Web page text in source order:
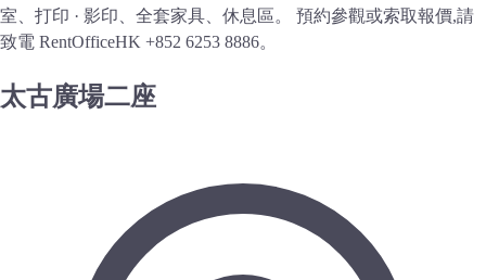
室、打印 · 影印、全套家具、休息區。 預約參觀或索取報價,請
致電 RentOfficeHK +852 6253 8886。
太古廣場二座